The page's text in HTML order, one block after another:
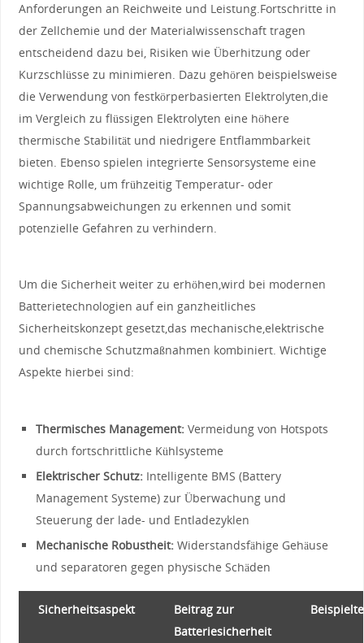
Anforderungen an Reichweite und Leistung.Fortschritte in
der Zellchemie und⁢ der Materialwissenschaft⁢ tragen
⁤entscheidend dazu⁤ bei, Risiken ⁣wie⁤ Überhitzung oder⁤
Kurzschlüsse zu minimieren. Dazu gehören ⁣beispielsweise
‍die Verwendung von festkörperbasierten Elektrolyten,die
im Vergleich‌ zu flüssigen Elektrolyten eine höhere​
thermische Stabilität‍ und niedrigere Entflammbarkeit
bieten. Ebenso spielen integrierte ⁣Sensorsysteme eine
‍wichtige Rolle, um frühzeitig ⁤Temperatur- oder
Spannungsabweichungen‌ zu erkennen und somit⁣
potenzielle⁤ Gefahren zu ⁣verhindern.
Um die Sicherheit weiter zu⁣ erhöhen,wird bei modernen⁤
Batterietechnologien auf ein ganzheitliches
Sicherheitskonzept gesetzt,das‍ mechanische,elektrische
und chemische Schutzmaßnahmen kombiniert. Wichtige‌
Aspekte⁤ hierbei ⁢sind:
Thermisches Management: Vermeidung ⁢von Hotspots
durch​ fortschrittliche ⁢Kühlsysteme
Elektrischer Schutz: ⁤Intelligente BMS ⁢(Battery
Management Systeme) zur⁢ Überwachung⁢ und
Steuerung der lade- und Entladezyklen
Mechanische‌ Robustheit: ⁢Widerstandsfähige Gehäuse​
und​ separatoren gegen ‌physische Schäden
Sicherheitsaspekt
Beitrag zur
Batteriesicherheit